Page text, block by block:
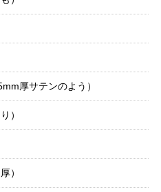
厚サテンのよう）
）
）